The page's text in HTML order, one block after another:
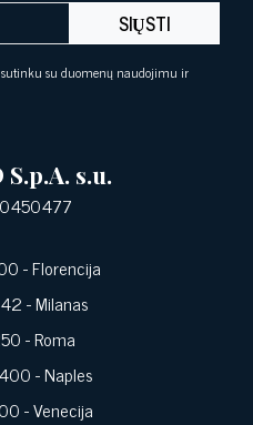
SIŲSTI
su duomenų naudojimu ir
s.u.
- Florencija
- Milanas
- Roma
- Naples
- Venecija